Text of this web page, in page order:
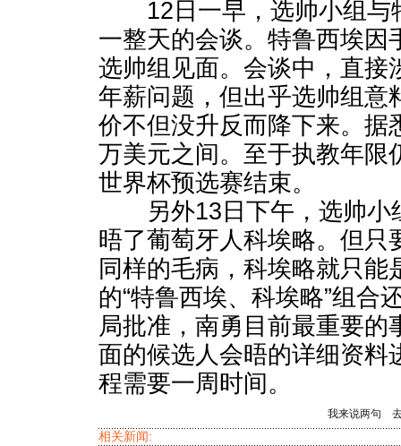
12日一早，选帅小组与
一整天的会谈。特鲁西埃因
选帅组见面。会谈中，直接
年薪问题，但出乎选帅组意
价不但没升反而降下来。据
万美元之间。至于执教年限
世界杯预选赛结束。
另外13日下午，选帅小
晤了葡萄牙人科埃略。但只
同样的毛病，科埃略就只能
的“特鲁西埃、科埃略”组合
局批准，南勇目前最重要的
面的候选人会晤的详细资料
程需要一周时间。
我来说两句
相关新闻: